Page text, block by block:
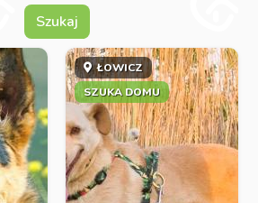
Szukaj
ŁOWICZ
SZUKA DOMU